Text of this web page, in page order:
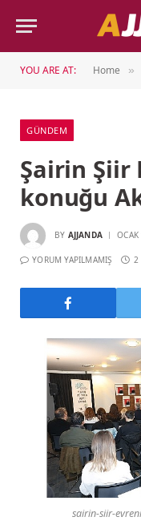
YOU ARE AT: Home »
GÜNDEM
Şairin Şiir
konuğu
BY AJJANDA
YORUM YAPILMAMIŞ 2
sairin-siir-